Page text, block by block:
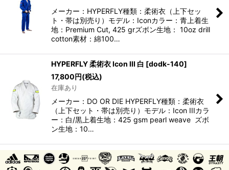
メーカー：HYPERFLY種類：柔術衣（上下セッ
ト・帯は別売り）モデル：Iconカラー：青上着生
地：Premium Cut, 425 grズボン生地： 10oz drill
cotton素材：綿100…
HYPERFLY 柔術衣 Icon III 白 [dodk-140]
17,800円(税込)
在庫あり
メーカー：DO OR DIE HYPERFLY種類：柔術衣
（上下セット・帯は別売り）モデル：Icon IIIカラ
ー：白/黒上着生地：425 gsm pearl weave ズボ
ン生地：10…